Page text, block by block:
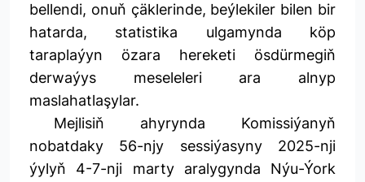
bellendi, onuň çäklerinde, beýlekiler bilen bir
hatarda, statistika ulgamynda köp
taraplaýyn özara hereketi ösdürmegiň
derwaýys meseleleri ara alnyp
maslahatlaşylar.
Mejlisiň ahyrynda Komissiýanyň
nobatdaky 56-njy sessiýasyny 2025-nji
ýylyň 4-7-nji marty aralygynda Nýu-Ýork